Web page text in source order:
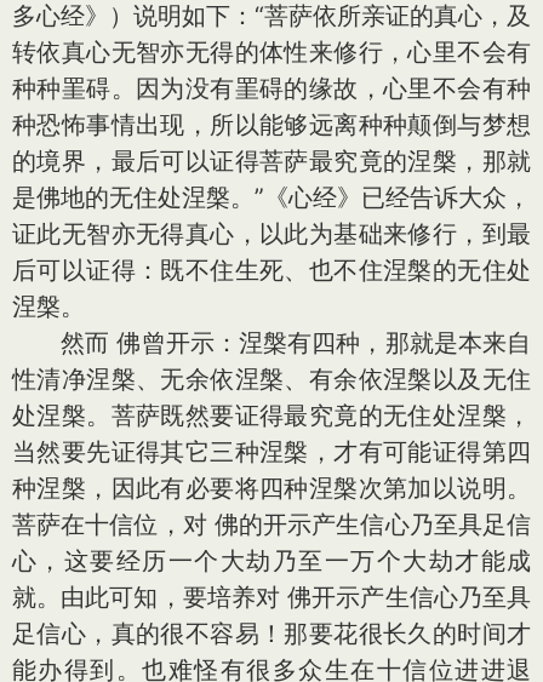
多心经》）说明如下：“菩萨依所亲证的真心，及
转依真心无智亦无得的体性来修行，心里不会有
种种罣碍。因为没有罣碍的缘故，心里不会有种
种恐怖事情出现，所以能够远离种种颠倒与梦想
的境界，最后可以证得菩萨最究竟的涅槃，那就
是佛地的无住处涅槃。”《心经》已经告诉大众，
证此无智亦无得真心，以此为基础来修行，到最
后可以证得：既不住生死、也不住涅槃的无住处
涅槃。
然而 佛曾开示：涅槃有四种，那就是本来自
性清净涅槃、无余依涅槃、有余依涅槃以及无住
处涅槃。菩萨既然要证得最究竟的无住处涅槃，
当然要先证得其它三种涅槃，才有可能证得第四
种涅槃，因此有必要将四种涅槃次第加以说明。
菩萨在十信位，对 佛的开示产生信心乃至具足信
心，这要经历一个大劫乃至一万个大劫才能成
就。由此可知，要培养对 佛开示产生信心乃至具
足信心，真的很不容易！那要花很长久的时间才
能办得到。也难怪有很多众生在十信位进进退